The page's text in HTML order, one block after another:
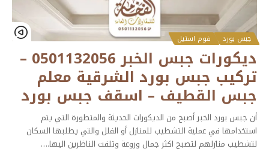
جبس بورد فوم استيل
ديكورات جبس الخبر 0501132056 –
تركيب جبس بورد الشرقية معلم
جبس القطيف – اسقف جبس بورد
أن جبس بورد الخبر أصبح من الديكورات الحديثة والمتطورة التي يتم
استخدامها في عملية التشطيب للمنازل أو الفلل والتي يطلبها السكان
لتشطيب منازلهم لتصبح اكثر جمال وروعة وتلفت الناظرين اليها.…